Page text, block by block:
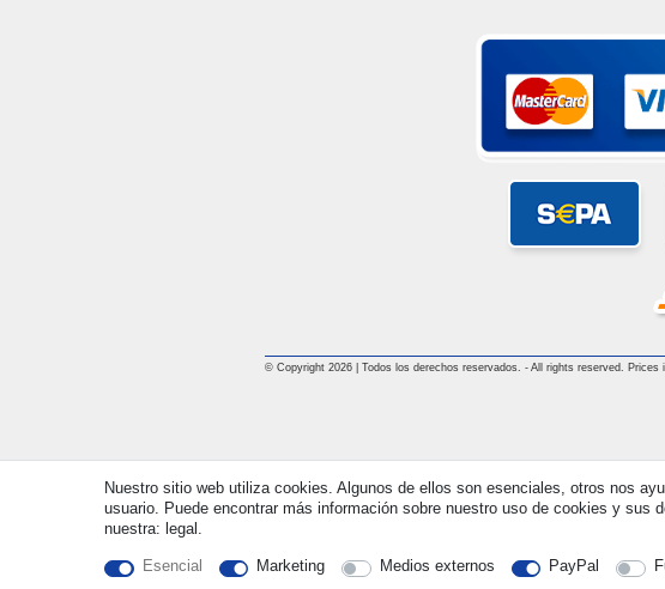
© Copyright 2026 | Todos los derechos reservados. - All rights reserved.
Nuestro sitio web utiliza cookies. Algunos de ellos son esenciales, otros nos
usuario. Puede encontrar más información sobre nuestro uso de cookies y sus
nuestra: legal.
Esencial Marketing Medios externos PayPal